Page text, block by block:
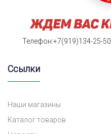
Телефон:+7(919)134-25-50
Ссылки
Наши магазины
Каталог товаров